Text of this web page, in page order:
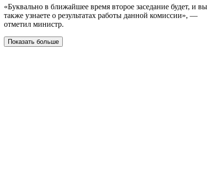
«Буквально в ближайшее время второе заседание будет, и вы
также узнаете о результатах работы данной комиссии», —
отметил министр.
Показать больше